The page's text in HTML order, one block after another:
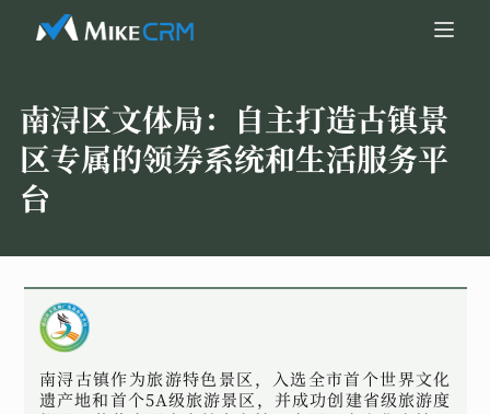
南浔区文体局： 自主打造古镇景
区专属的领券系统和生活服务平
台
南浔古镇作为旅游特色景区，入选全市首个世界文化
遗产地和首个5A级旅游景区，并成功创建省级旅游度